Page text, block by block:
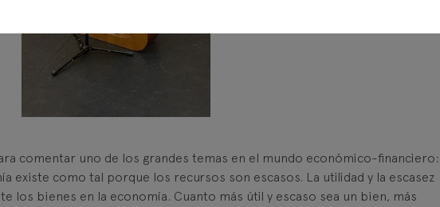
comentar uno de los grandes temas en el mundo económico-financiero:
existe como tal porque los recursos son escasos. La utilidad y la escasez
los bienes en la economía. Cuanto más útil y escaso sea un bien, más